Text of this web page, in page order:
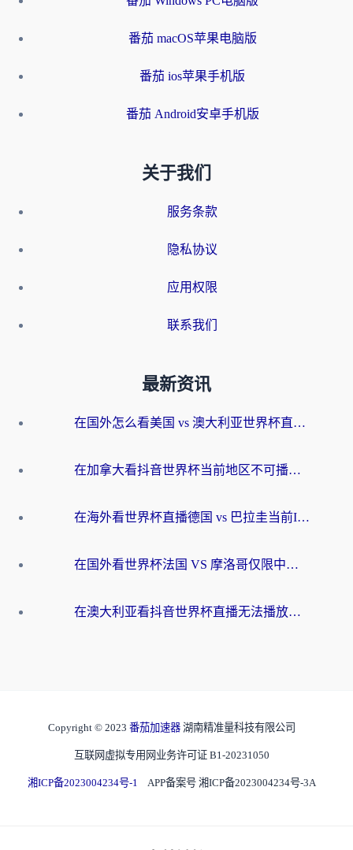
番茄 macOS苹果电脑版
番茄 ios苹果手机版
番茄 Android安卓手机版
关于我们
服务条款
隐私协议
应用权限
联系我们
最新资讯
在国外怎么看美国 vs 澳大利亚世界杯直播？海外党必藏的中文解说观赛指南
在加拿大看抖音世界杯当前地区不可播放？海外党体育观赛终极指南
在海外看世界杯直播德国 vs 巴拉圭当前IP受限制？这篇指南帮你轻松解决地区限制
在国外看世界杯法国 VS 摩洛哥仅限中国大陆？别让地域限制拦下你的欢呼
在澳大利亚看抖音世界杯直播无法播放？海外党体育观赛终极指南来了！
Copyright © 2023 番茄加速器 湖南精准量科技有限公司
互联网虚拟专用网业务许可证 B1-20231050
湘ICP备2023004234号-1 APP备案号 湘ICP备2023004234号-3A